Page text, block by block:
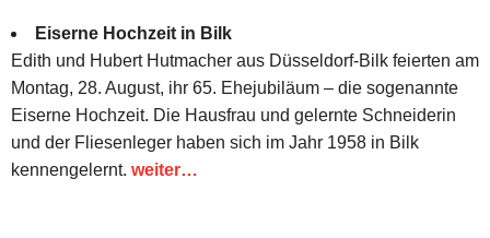
Eiserne Hochzeit in Bilk
Edith und Hubert Hutmacher aus Düsseldorf-Bilk feierten am
Montag, 28. August, ihr 65. Ehejubiläum – die sogenannte
Eiserne Hochzeit. Die Hausfrau und gelernte Schneiderin
und der Fliesenleger haben sich im Jahr 1958 in Bilk
kennengelernt. weiter…